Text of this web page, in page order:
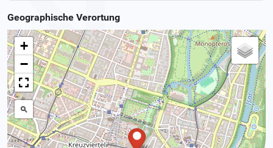
Geographische Verortung
+
−